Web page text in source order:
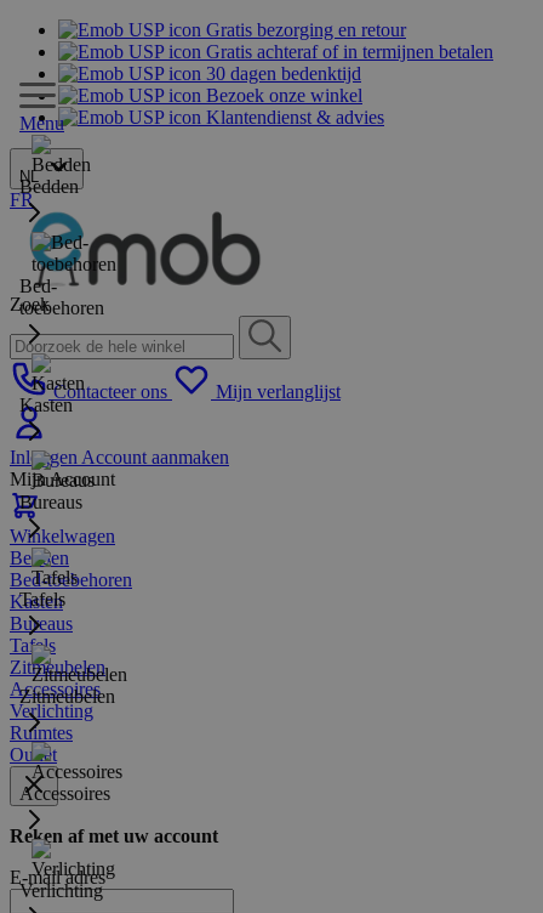
Gratis bezorging en retour
Gratis achteraf of in termijnen betalen
30 dagen bedenktijd
Bezoek onze winkel
Klantendienst & advies
NL
FR
Zoek
Contacteer ons Mijn verlanglijst
Inloggen Account aanmaken
Mijn Account
Winkelwagen
Menu
Bedden
Bed-
toebehoren
Kasten
Bureaus
Tafels
Zitmeubelen
Accessoires
Verlichting
Bedden
Bed-toebehoren
Kasten
Bureaus
Tafels
Zitmeubelen
Accessoires
Verlichting
Ruimtes
Outlet
Reken af met uw account
E-mail adres